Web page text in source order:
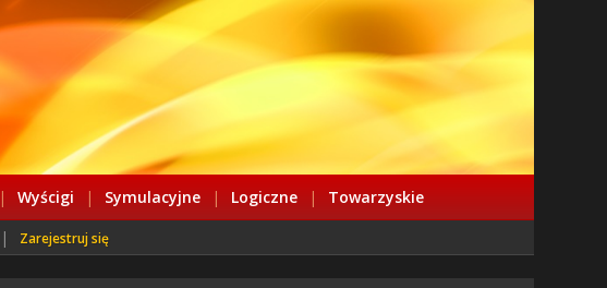
| Wyścigi | Symulacyjne | Logiczne | Towarzyskie
| Zarejestruj się